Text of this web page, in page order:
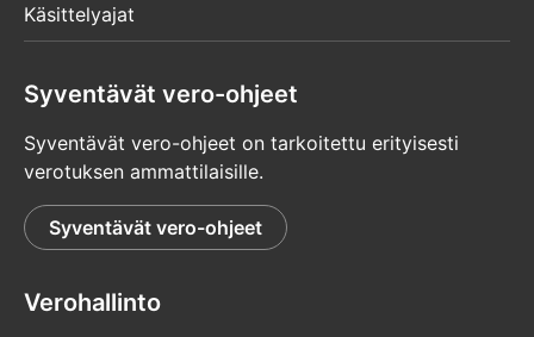
Käsittelyajat
Syventävät vero-ohjeet
Syventävät vero-ohjeet on tarkoitettu erityisesti
verotuksen ammattilaisille.
Syventävät vero-ohjeet
Verohallinto